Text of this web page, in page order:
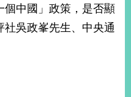
個中國」政策，是否顯
吳政峯先生、中央通